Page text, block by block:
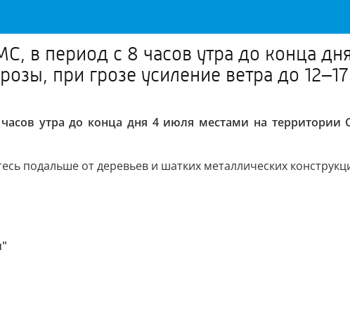
в период с 8 часов утра до конца
при грозе усиление ветра до
утра до конца дня 4 июля местами на территории
подальше от деревьев и шатких металлических